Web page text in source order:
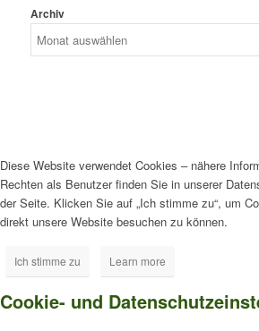
Archiv
Diese Website verwendet Cookies – nähere
Rechten als Benutzer finden Sie in unserer
der Seite. Klicken Sie auf „Ich stimme zu“, um
direkt unsere Website besuchen zu können.
Ich stimme zu Learn more
Cookie- und